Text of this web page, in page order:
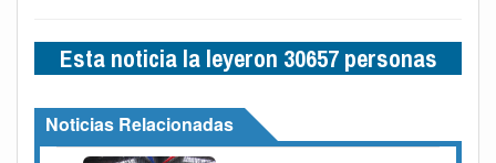
Esta noticia la leyeron 30657 personas
Noticias Relacionadas